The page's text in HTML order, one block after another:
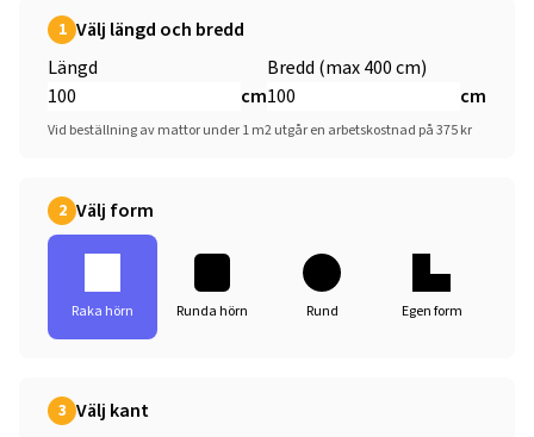
1 Välj längd och bredd
Längd
cm
Bredd (max 400 cm)
cm
Vid beställning av mattor under 1 m2 utgår en arbetskostnad på 375 kr
2 Välj form
Raka hörn Runda hörn Rund Egen form
3 Välj kant